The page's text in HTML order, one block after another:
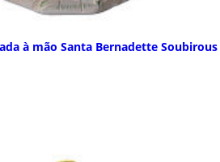
à mão Santa Bernadette Soubirous